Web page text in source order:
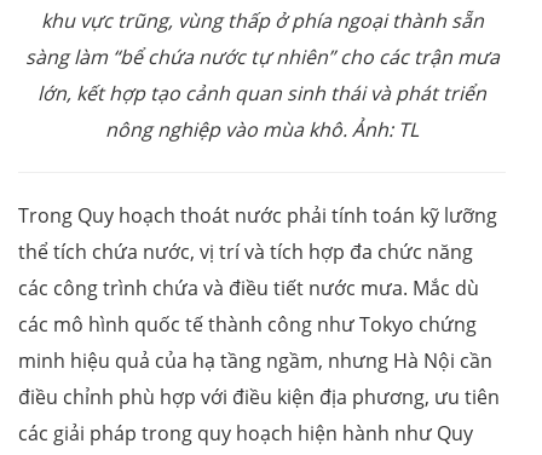
khu vực trũng, vùng thấp ở phía ngoại thành sẵn
sàng làm “bể chứa nước tự nhiên” cho các trận mưa
lớn, kết hợp tạo cảnh quan sinh thái và phát triển
nông nghiệp vào mùa khô. Ảnh: TL
Trong Quy hoạch thoát nước phải tính toán kỹ lưỡng
thể tích chứa nước, vị trí và tích hợp đa chức năng
các công trình chứa và điều tiết nước mưa. Mắc dù
các mô hình quốc tế thành công như Tokyo chứng
minh hiệu quả của hạ tầng ngầm, nhưng Hà Nội cần
điều chỉnh phù hợp với điều kiện địa phương, ưu tiên
các giải pháp trong quy hoạch hiện hành như Quy